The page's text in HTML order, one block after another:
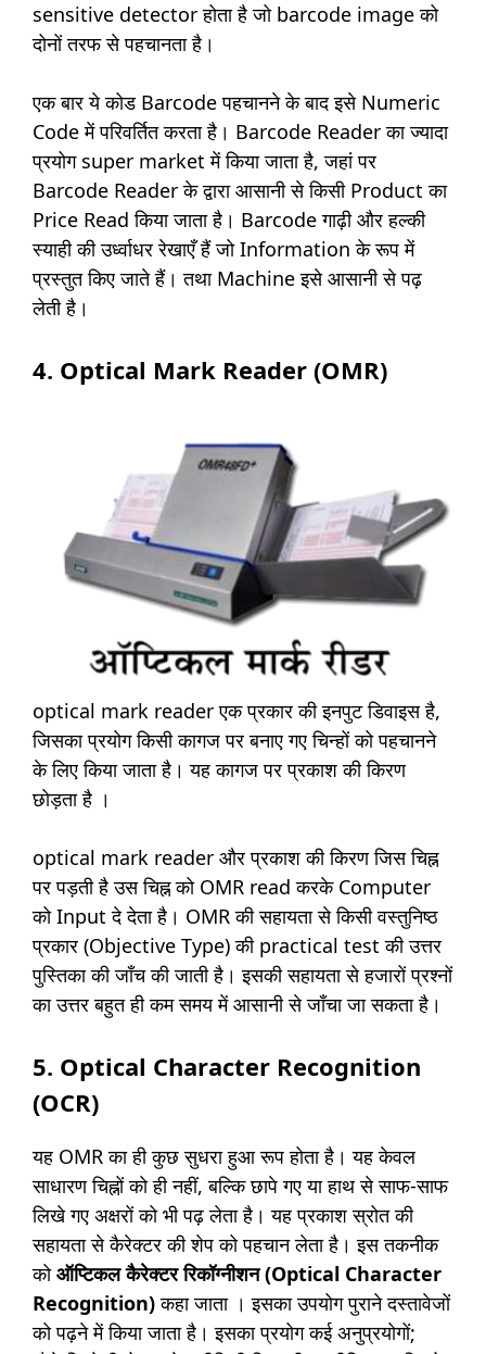
sensitive detector होता है जो barcode image को
दोनों तरफ से पहचानता है।
एक बार ये कोड Barcode पहचानने के बाद इसे Numeric
Code में परिवर्तित करता है। Barcode Reader का ज्यादा
प्रयोग super market में किया जाता है, जहां पर
Barcode Reader के द्वारा आसानी से किसी Product का
Price Read किया जाता है। Barcode गाढ़ी और हल्की
स्याही की उर्ध्वाधर रेखाएँ हैं जो Information के रूप में
प्रस्तुत किए जाते हैं। तथा Machine इसे आसानी से पढ़
लेती है।
4. Optical Mark Reader (OMR)
optical mark reader एक प्रकार की इनपुट डिवाइस है,
जिसका प्रयोग किसी कागज पर बनाए गए चिन्हों को पहचानने
के लिए किया जाता है। यह कागज पर प्रकाश की किरण
छोड़ता है ।
optical mark reader और प्रकाश की किरण जिस चिह्न
पर पड़ती है उस चिह्न को OMR read करके Computer
को Input दे देता है। OMR की सहायता से किसी वस्तुनिष्ठ
प्रकार (Objective Type) की practical test की उत्तर
पुस्तिका की जाँच की जाती है। इसकी सहायता से हजारों प्रश्नों
का उत्तर बहुत ही कम समय में आसानी से जाँचा जा सकता है।
5. Optical Character Recognition
(OCR)
यह OMR का ही कुछ सुधरा हुआ रूप होता है। यह केवल
साधारण चिह्नों को ही नहीं, बल्कि छापे गए या हाथ से साफ-साफ
लिखे गए अक्षरों को भी पढ़ लेता है। यह प्रकाश स्रोत की
सहायता से कैरेक्टर की शेप को पहचान लेता है। इस तकनीक
कोऑप्टिकल कैरेक्टर रिकॉग्नीशन (Optical Character
Recognition)कहा जाता । इसका उपयोग पुराने दस्तावेजों
को पढ़ने में किया जाता है। इसका प्रयोग कई अनुप्रयोगों;